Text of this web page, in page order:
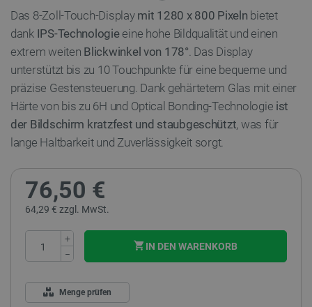
Das 8-Zoll-Touch-Display mit 1280 x 800 Pixeln bietet
dank IPS-Technologieeine hohe Bildqualität und einen
extrem weiten Blickwinkel von 178°. Das Display
unterstützt bis zu 10 Touchpunkte für eine bequeme und
präzise Gestensteuerung. Dank gehärtetem Glas mit einer
Härte von bis zu 6H und Optical Bonding-Technologie ist
der Bildschirm kratzfest und staubgeschützt, was für
lange Haltbarkeit und Zuverlässigkeit sorgt.
76,50 €
64,29 € zzgl. MwSt.
+
−
IN DEN WARENKORB
Menge prüfen